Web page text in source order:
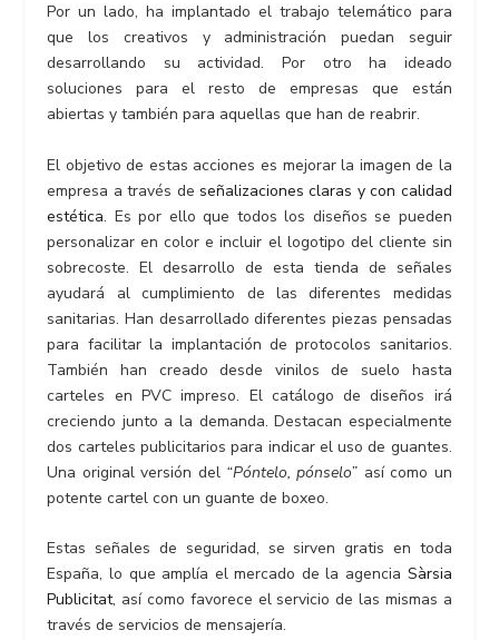
Por un lado, ha implantado el trabajo telemático para
que los creativos y administración puedan seguir
desarrollando su actividad. Por otro ha ideado
soluciones para el resto de empresas que están
abiertas y también para aquellas que han de reabrir.
El objetivo de estas acciones es mejorar la imagen de la
empresa a través de señalizaciones claras y con calidad
estética. Es por ello que todos los diseños se pueden
personalizar en color e incluir el logotipo del cliente sin
sobrecoste. El desarrollo de esta tienda de señales
ayudará al cumplimiento de las diferentes medidas
sanitarias. Han desarrollado diferentes piezas pensadas
para facilitar la implantación de protocolos sanitarios.
También han creado desde vinilos de suelo hasta
carteles en PVC impreso. El catálogo de diseños irá
creciendo junto a la demanda. Destacan especialmente
dos carteles publicitarios para indicar el uso de guantes.
Una original versión del “Póntelo, pónselo” así como un
potente cartel con un guante de boxeo.
Estas señales de seguridad, se sirven gratis en toda
España, lo que amplía el mercado de la agencia Sàrsia
Publicitat, así como favorece el servicio de las mismas a
través de servicios de mensajería.